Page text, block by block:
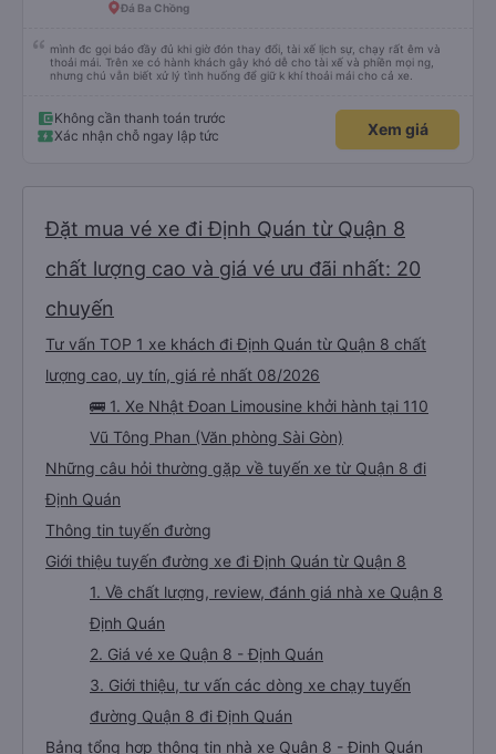
Đá Ba Chồng
mình đc gọi báo đầy đủ khi giờ đón thay đổi, tài xế lịch sự, chạy rất êm và
thoải mái. Trên xe có hành khách gây khó dễ cho tài xế và phiền mọi ng,
nhưng chú vẫn biết xử lý tình huống để giữ k khí thoải mái cho cả xe.
Không cần thanh toán trước
Xác nhận chỗ ngay lập tức
Xem giá
Đặt mua vé xe đi Định Quán từ Quận 8
chất lượng cao và giá vé ưu đãi nhất: 20
chuyến
Tư vấn TOP 1 xe khách đi Định Quán từ Quận 8 chất
lượng cao, uy tín, giá rẻ nhất 08/2026
🚌 1. Xe Nhật Đoan Limousine khởi hành tại 110
Vũ Tông Phan (Văn phòng Sài Gòn)
Những câu hỏi thường gặp về tuyến xe từ Quận 8 đi
Định Quán
Thông tin tuyến đường
Giới thiệu tuyến đường xe đi Định Quán từ Quận 8
1. Về chất lượng, review, đánh giá nhà xe Quận 8
Định Quán
2. Giá vé xe Quận 8 - Định Quán
3. Giới thiệu, tư vấn các dòng xe chạy tuyến
đường Quận 8 đi Định Quán
Bảng tổng hợp thông tin nhà xe Quận 8 - Định Quán